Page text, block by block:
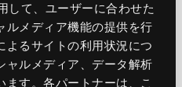
して、ユーザーに合わせた
ルメディア機能の提供を行
よるサイトの利用状況につ
ャルメディア、データ解析
す。各パートナーは、こ
めには、前述のAzure Cost